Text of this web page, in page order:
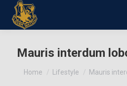
Mauris interdum
You are here:
Home Lifestyle Mauris